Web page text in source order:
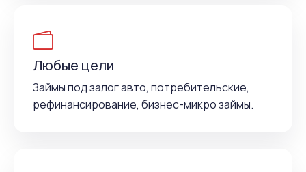
Любые цели
Займы под залог авто, потребительские,
рефинансирование, бизнес-микро займы.